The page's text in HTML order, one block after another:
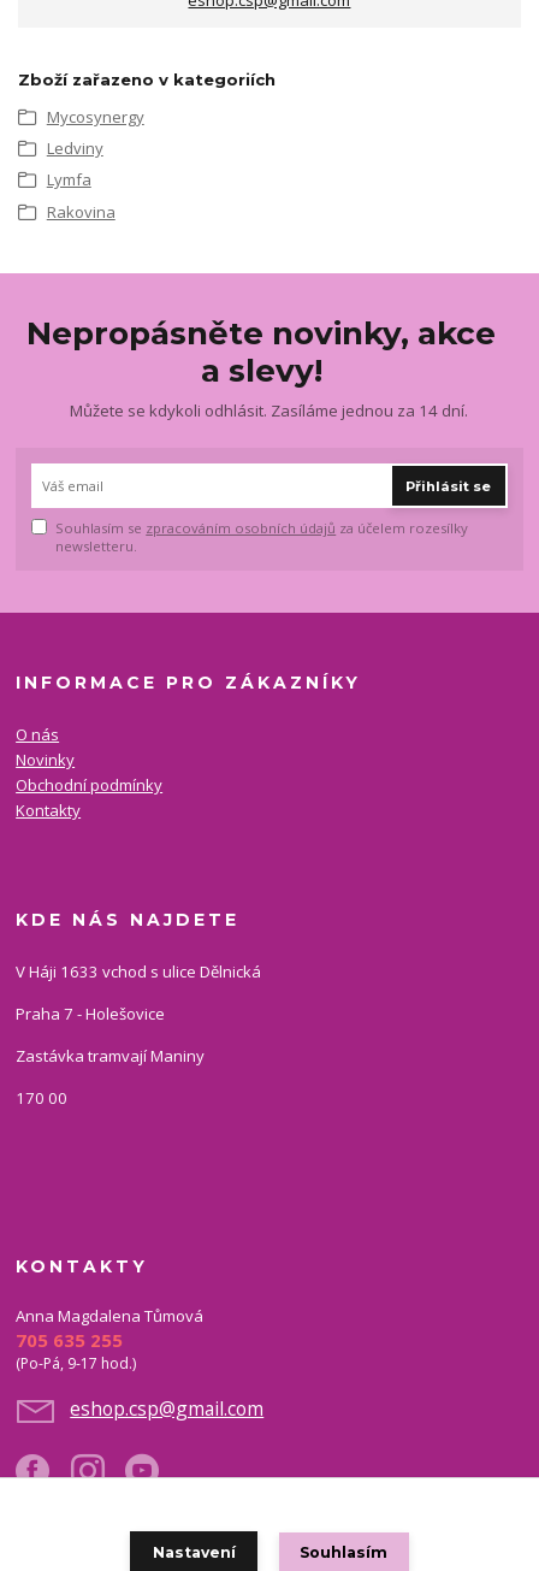
Zboží zařazeno v kategoriích
Mycosynergy
Ledviny
Lymfa
Rakovina
Nepropásněte novinky, akce
a slevy!
Můžete se kdykoli odhlásit. Zasíláme jednou za 14 dní.
Přihlásit se
Souhlasím se zpracováním osobních údajů za účelem rozesílky
newsletteru.
INFORMACE PRO ZÁKAZNÍKY
O nás
Novinky
Obchodní podmínky
Kontakty
KDE NÁS NAJDETE
V Háji 1633 vchod s ulice Dělnická
Praha 7 - Holešovice
Zastávka tramvají Maniny
170 00
KONTAKTY
Anna Magdalena Tůmová
705 635 255
(Po-Pá, 9-17 hod.)
eshop.csp@gmail.com
Nastavení Souhlasím